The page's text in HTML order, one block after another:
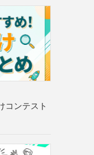
コンテスト